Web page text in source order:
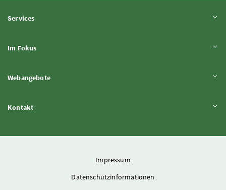
ServicesInhalt aufklappen
Im FokusInhalt aufklappen
WebangeboteInhalt aufklappen
KontaktInhalt aufklappen
Impressum
Datenschutzinformationen